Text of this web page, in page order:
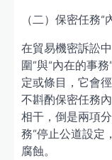
（二）保密任務
在貿易機密訴訟
圍”與“內在的事
定或條目，它會
不斟酌保密任務
相干，倒是兩項
務”停止公道設定
腐蝕。